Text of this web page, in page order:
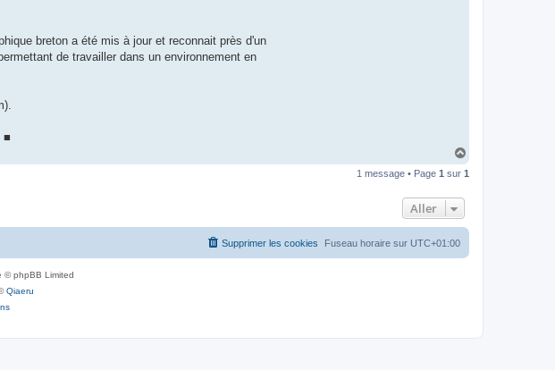
breton a été mis à jour et reconnait près d'un
de travailler dans un environnement en
■
u
1 message • Page 1 sur 1
Aller
Fuseau horaire sur UTC+01:00
Supprimer les cookies
© phpBB Limited
Qiaeru